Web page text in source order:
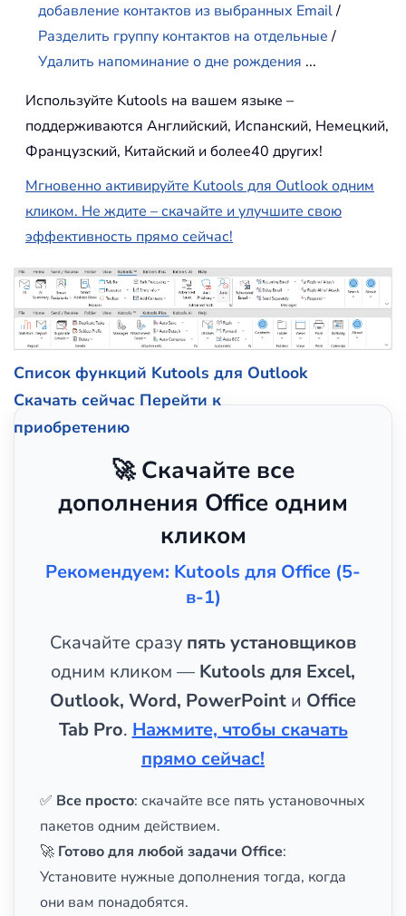
добавление контактов из выбранных Email/
Разделить группу контактов на отдельные/
Удалить напоминание о дне рождения ...
Используйте Kutools на вашем языке –
поддерживаются Английский, Испанский, Немецкий,
Французский, Китайский и более40 других!
Мгновенно активируйте Kutools для Outlook одним
кликом. Не ждите – скачайте и улучшите свою
эффективность прямо сейчас!
Список функций Kutools для Outlook
Скачать сейчас Перейти к
приобретению
🚀 Скачайте все
дополнения Office одним
кликом
Рекомендуем: Kutools для Office (5-
в-1)
Скачайте сразу пять установщиков
одним кликом — Kutools для Excel,
Outlook, Word, PowerPoint и Office
Tab Pro. Нажмите, чтобы скачать
прямо сейчас!
✅ Все просто: скачайте все пять установочных
пакетов одним действием.
🚀 Готово для любой задачи Office:
Установите нужные дополнения тогда, когда
они вам понадобятся.